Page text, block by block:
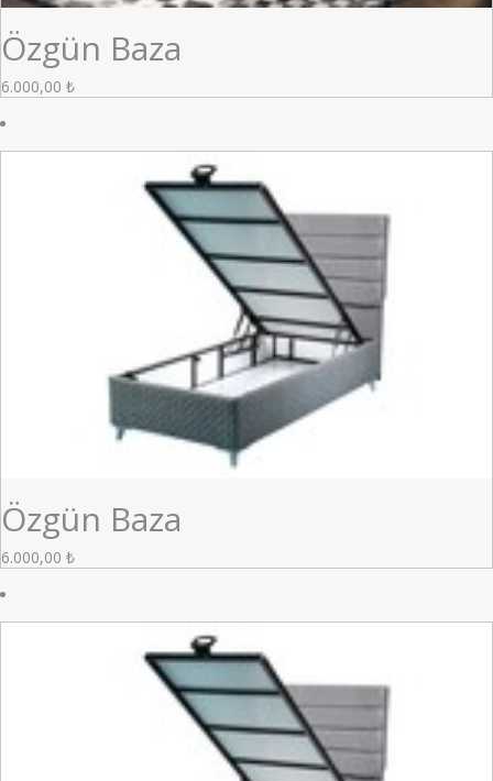
Özgün Baza
6.000,00 ₺
Özgün Baza
6.000,00 ₺